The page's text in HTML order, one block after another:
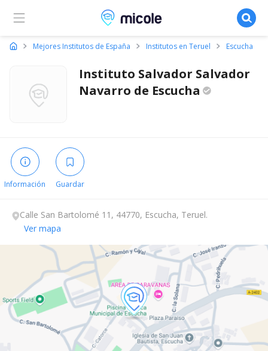
Micole, buscador de colegios
Mejores Institutos de España Institutos en Teruel Escucha
Instituto Salvador Salvador
Navarro de Escucha
Información Guardar
Calle San Bartolomé 11, 44770, Escucha, Teruel.
Ver mapa